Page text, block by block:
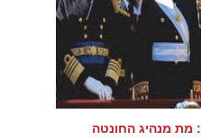
מת מנהיג החונטה